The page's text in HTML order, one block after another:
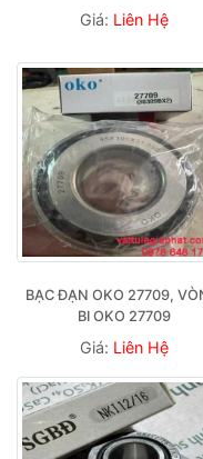
Giá: Liên Hệ
BẠC ĐẠN OKO 27709,
BI OKO 27709
Giá: Liên Hệ